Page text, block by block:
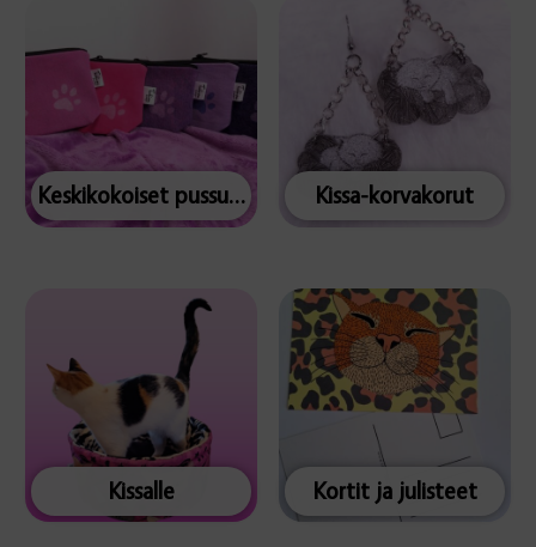
Keskikokoiset pussukat Kissa-korvakorut
Kissalle Kortit ja julisteet